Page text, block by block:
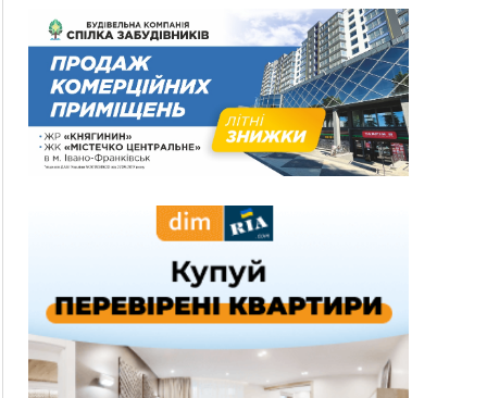
Франківець Лев Кишакевич не зможе стати
суддею Міжнародного кримінального суду
14:14
У Ворохті проведуть Кубок ФЛСУ зі стрибків
на лижах, пам'яті оборонця Богдана Бухонка
13:30
ФОТО На Калущині розшукали чоловіка, який
три дні блукав у лісі
13:14
Боднар розповів про реакцію влади Польщі
"Едельвейси" щемливо привітали рідну
Коломию з Днем міста
Вчора у Франківську, Коломиї, Долині та
Яремче зафіксували рекордну спеку
11:45
У Надвірній п'яна жінка побила малолітнього
хлопчика: суд призначив штраф і 30 тисяч
компенсації